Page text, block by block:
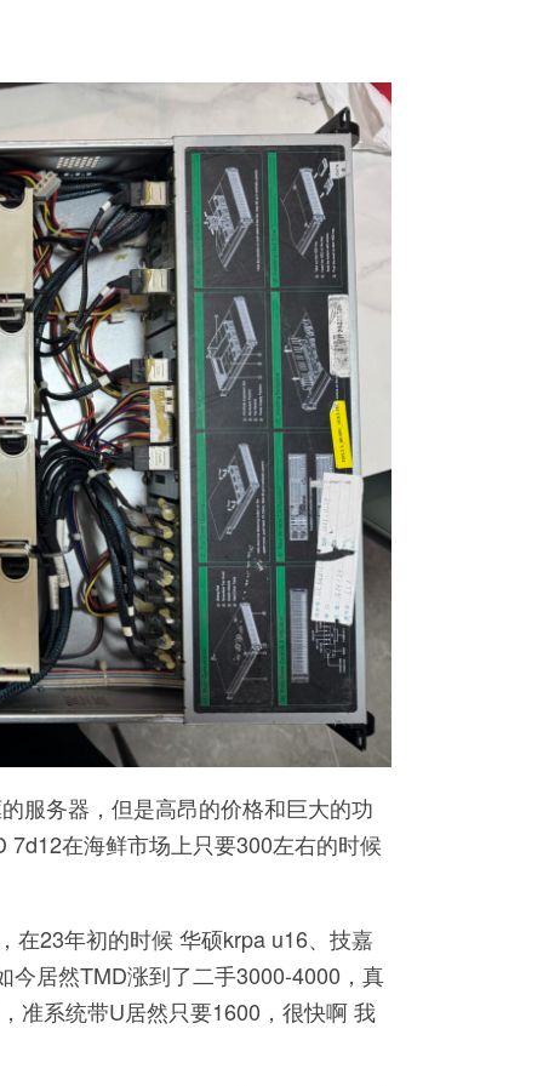
服务器，但是高昂的价格和巨大的功
在海鲜市场上只要300左右的时候
在23年初的时候 华硕krpa u16、技嘉
今居然TMD涨到了二手3000-4000，真
准系统带U居然只要1600，很快啊 我